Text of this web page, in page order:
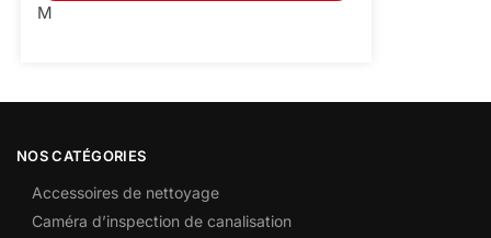
M
NOS CATÉGORIES
Accessoires de nettoyage
Caméra d’inspection de canalisation